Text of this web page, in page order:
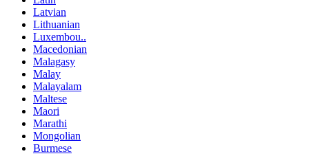
Latvian
Lithuanian
Luxembou..
Macedonian
Malagasy
Malay
Malayalam
Maltese
Maori
Marathi
Mongolian
Burmese